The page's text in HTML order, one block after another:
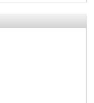
开！”儿童突发疾病交